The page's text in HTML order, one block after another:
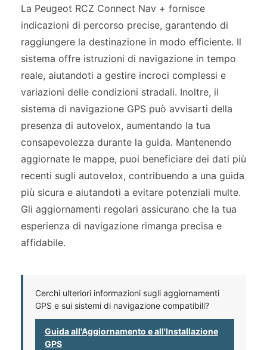
La Peugeot RCZ Connect Nav + fornisce
indicazioni di percorso precise, garantendo di
raggiungere la destinazione in modo efficiente. Il
sistema offre istruzioni di navigazione in tempo
reale, aiutandoti a gestire incroci complessi e
variazioni delle condizioni stradali. Inoltre, il
sistema di navigazione GPS può avvisarti della
presenza di autovelox, aumentando la tua
consapevolezza durante la guida. Mantenendo
aggiornate le mappe, puoi beneficiare dei dati più
recenti sugli autovelox, contribuendo a una guida
più sicura e aiutandoti a evitare potenziali multe.
Gli aggiornamenti regolari assicurano che la tua
esperienza di navigazione rimanga precisa e
affidabile.
Cerchi ulteriori informazioni sugli aggiornamenti
GPS e sui sistemi di navigazione compatibili?
Guida all'Aggiornamento e all'Installazione
GPS